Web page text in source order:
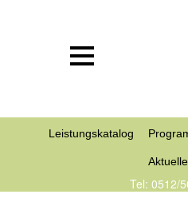
Leistungskatalog
Tel: 0512/